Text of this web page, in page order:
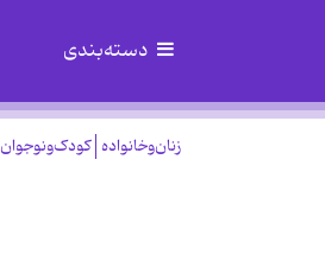
دسته‌بندی
زنان‌وخانواده کودک‌ونوجوان